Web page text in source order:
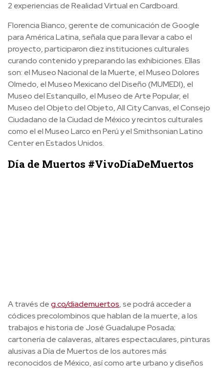
2 experiencias de Realidad Virtual en Cardboard.
Florencia Bianco, gerente de comunicación de Google
para América Latina, señala que para llevar a cabo el
proyecto, participaron diez instituciones culturales
curando contenido y preparando las exhibiciones. Ellas
son: el Museo Nacional de la Muerte, el Museo Dolores
Olmedo, el Museo Mexicano del Diseño (MUMEDI), el
Museo del Estanquillo, el Museo de Arte Popular, el
Museo del Objeto del Objeto, All City Canvas, el Consejo
Ciudadano de la Ciudad de México y recintos culturales
como el el Museo Larco en Perú y el Smithsonian Latino
Center en Estados Unidos.
Día de Muertos #VivoDíaDeMuertos
A través deg.co/diademuertos, se podrá acceder a
códices precolombinos que hablan de la muerte, a los
trabajos e historia de José Guadalupe Posada;
cartonería de calaveras, altares espectaculares, pinturas
alusivas a Día de Muertos de los autores más
reconocidos de México, así como arte urbano y diseños